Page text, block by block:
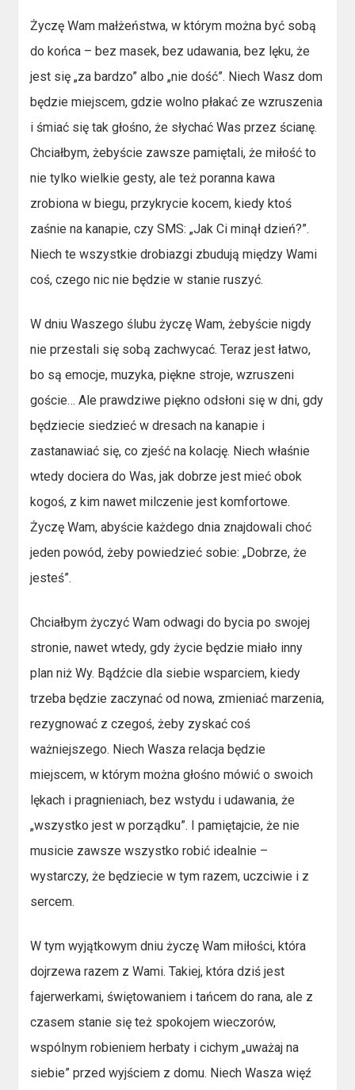
Życzę Wam małżeństwa, w którym można być sobą
do końca – bez masek, bez udawania, bez lęku, że
jest się „za bardzo” albo „nie dość”. Niech Wasz dom
będzie miejscem, gdzie wolno płakać ze wzruszenia
i śmiać się tak głośno, że słychać Was przez ścianę.
Chciałbym, żebyście zawsze pamiętali, że miłość to
nie tylko wielkie gesty, ale też poranna kawa
zrobiona w biegu, przykrycie kocem, kiedy ktoś
zaśnie na kanapie, czy SMS: „Jak Ci minął dzień?”.
Niech te wszystkie drobiazgi zbudują między Wami
coś, czego nic nie będzie w stanie ruszyć.
W dniu Waszego ślubu życzę Wam, żebyście nigdy
nie przestali się sobą zachwycać. Teraz jest łatwo,
bo są emocje, muzyka, piękne stroje, wzruszeni
goście… Ale prawdziwe piękno odsłoni się w dni, gdy
będziecie siedzieć w dresach na kanapie i
zastanawiać się, co zjeść na kolację. Niech właśnie
wtedy dociera do Was, jak dobrze jest mieć obok
kogoś, z kim nawet milczenie jest komfortowe.
Życzę Wam, abyście każdego dnia znajdowali choć
jeden powód, żeby powiedzieć sobie: „Dobrze, że
jesteś”.
Chciałbym życzyć Wam odwagi do bycia po swojej
stronie, nawet wtedy, gdy życie będzie miało inny
plan niż Wy. Bądźcie dla siebie wsparciem, kiedy
trzeba będzie zaczynać od nowa, zmieniać marzenia,
rezygnować z czegoś, żeby zyskać coś
ważniejszego. Niech Wasza relacja będzie
miejscem, w którym można głośno mówić o swoich
lękach i pragnieniach, bez wstydu i udawania, że
„wszystko jest w porządku”. I pamiętajcie, że nie
musicie zawsze wszystko robić idealnie –
wystarczy, że będziecie w tym razem, uczciwie i z
sercem.
W tym wyjątkowym dniu życzę Wam miłości, która
dojrzewa razem z Wami. Takiej, która dziś jest
fajerwerkami, świętowaniem i tańcem do rana, ale z
czasem stanie się też spokojem wieczorów,
wspólnym robieniem herbaty i cichym „uważaj na
siebie” przed wyjściem z domu. Niech Wasza więź